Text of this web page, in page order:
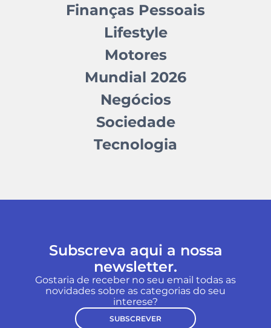
Finanças Pessoais
Lifestyle
Motores
Mundial 2026
Negócios
Sociedade
Tecnologia
Subscreva aqui a nossa
newsletter.
Gostaria de receber no seu email todas as
novidades sobre as categorias do seu
interese?
SUBSCREVER